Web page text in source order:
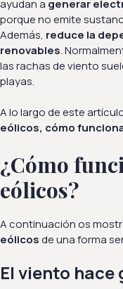
ayudan a generar
porque no emite
Además, reduce la
renovables.
las rachas de viento
playas.
A lo largo de este
eólicos, cómo
¿Cómo
eólicos?
A continuación os
eólicosde una forma
El viento hace